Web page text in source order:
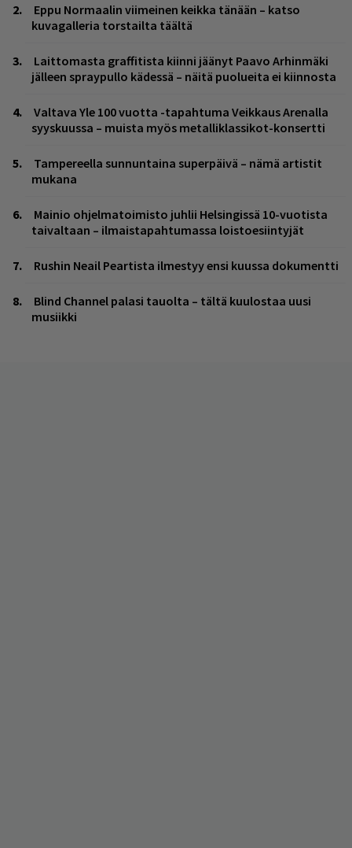
Eppu Normaalin viimeinen keikka tänään – katso
kuvagalleria torstailta täältä
Laittomasta graffitista kiinni jäänyt Paavo Arhinmäki
jälleen spraypullo kädessä – näitä puolueita ei kiinnosta
Valtava Yle 100 vuotta -tapahtuma Veikkaus Arenalla
syyskuussa – muista myös metalliklassikot-konsertti
Tampereella sunnuntaina superpäivä – nämä artistit
mukana
Mainio ohjelmatoimisto juhlii Helsingissä 10-vuotista
taivaltaan – ilmaistapahtumassa loistoesiintyjät
Rushin Neail Peartista ilmestyy ensi kuussa dokumentti
Blind Channel palasi tauolta – tältä kuulostaa uusi
musiikki